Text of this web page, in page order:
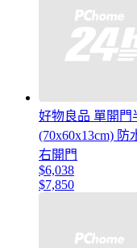
好物良品 單開門
(70x60x13cm)
右開門
$6,038
$7,850